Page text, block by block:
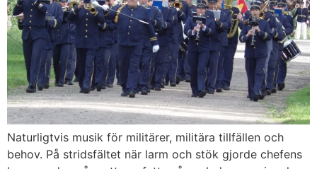
Naturligtvis musik för militärer, militära tillfällen och
behov. På stridsfältet när larm och stök gjorde chefens